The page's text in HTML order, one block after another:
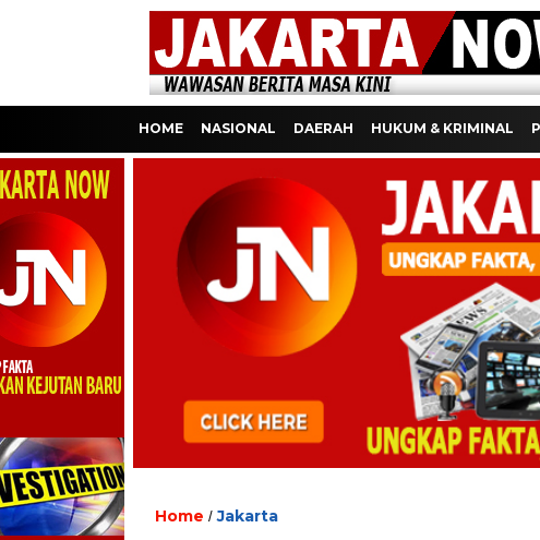
HOME NASIONAL DAERAH HUKUM & KRIMINAL
Home /Jakarta